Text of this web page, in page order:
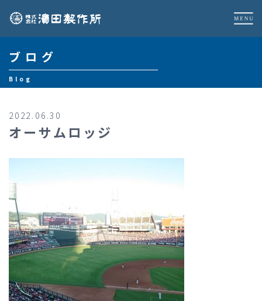
ブログ
Blog
2022.06.30
オーサムロッジ